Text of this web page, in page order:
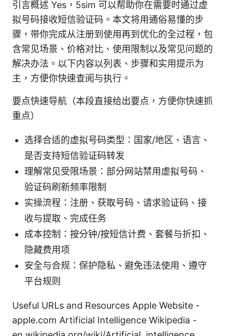
引言概述 Yes，5sim 可以帮助你在需要时通过虚
拟号码接收短信验证码。本文将用通俗易懂的步
骤，带你完成从注册到使用再到优化的全过程，包
含常见场景、价格对比、使用限制以及常见问题的
解决办法。以下内容以列表、步骤和实用提示为
主，方便你快速查阅与执行。
要点快速导航（本段直接给出要点，方便你快速抓
重点）
选择合适的虚拟号码类型：国家/地区、语言、
是否支持短信验证码转发
理解常见受限场景：部分网站禁用虚拟号码、
验证码刷新频率限制
实操流程：注册、获取号码、请求验证码、接
收与提取、完成任务
成本控制：按分钟/按短信计费、套餐与折扣、
隐藏费用项
安全与合规：保护隐私、避免违法使用、遵守
平台规则
Useful URLs and Resources Apple Website -
apple.com Artificial Intelligence Wikipedia -